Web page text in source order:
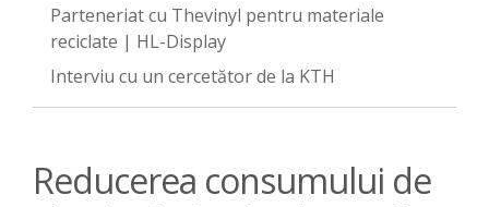
Parteneriat cu Thevinyl pentru materiale
reciclate | HL-Display
Interviu cu un cercetător de la KTH
Reducerea consumului de